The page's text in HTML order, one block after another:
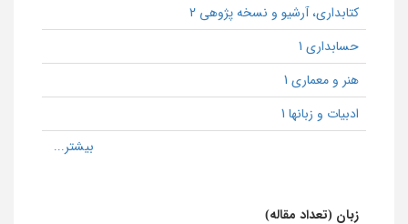
كتابداری، آرشیو و نسخه پژوهی 2
حسابداری 1
هنر و معماری 1
ادبیات و زبانها 1
زبان (تعداد مقاله)